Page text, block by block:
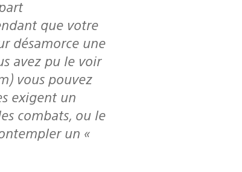
que votre
désamorce une
avez pu le voir
vous pouvez
exigent un
combats, ou le
un «